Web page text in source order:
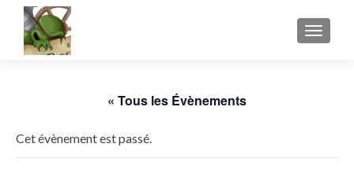
« Tous les Évènements
Cet évènement est passé.